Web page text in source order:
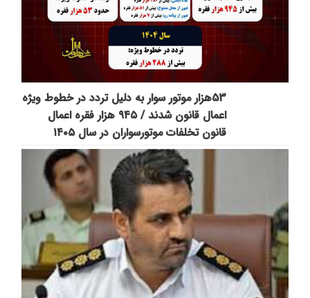
53هزار موتور سوار به دلیل تردد در خطوط ویژه
اعمال قانون شدند / ۹۴۵ هزار فقره اعمال
قانون تخلفات موتورسواران در سال ۱۴۰۵